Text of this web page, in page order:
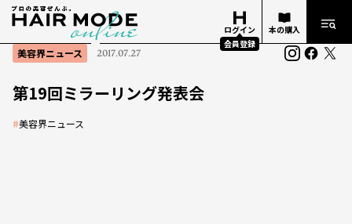
ログイン
会員登録
本の購入
美容界ニュース 2017.07.27
第19回ミラーリング発表会
#美容界ニュース